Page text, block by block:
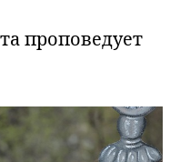
проповедует